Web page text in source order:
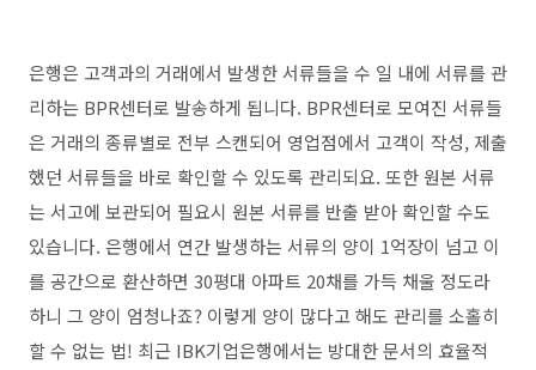
은행은 고객과의 거래에서 발생한 서류들을 수 일 내에 서류를 관
리하는 BPR센터로 발송하게 됩니다. BPR센터로 모여진 서류들
은 거래의 종류별로 전부 스캔되어 영업점에서 고객이 작성, 제출
했던 서류들을 바로 확인할 수 있도록 관리되요. 또한 원본 서류
는 서고에 보관되어 필요시 원본 서류를 반출 받아 확인할 수도
있습니다. 은행에서 연간 발생하는 서류의 양이 1억장이 넘고 이
를 공간으로 환산하면 30평대 아파트 20채를 가득 채울 정도라
하니 그 양이 엄청나죠? 이렇게 양이 많다고 해도 관리를 소홀히
할 수 없는 법! 최근 IBK기업은행에서는 방대한 문서의 효율적